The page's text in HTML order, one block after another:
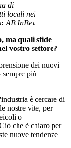
di
locali nel
: AB InBev.
ma quali sfide
vostro settore?
dei nuovi
sempre più
è cercare di
nostre vite, per
o
che è chiaro per
nuove tendenze